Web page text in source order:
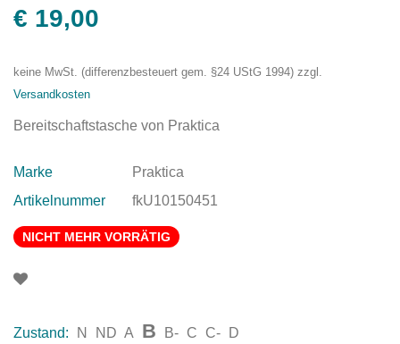
€ 19,00
keine MwSt. (differenzbesteuert gem. §24 UStG 1994) zzgl.
Versandkosten
Bereitschaftstasche von Praktica
Marke
Praktica
Artikelnummer
fkU10150451
NICHT MEHR VORRÄTIG
Zustand: N ND A B B- C C- D